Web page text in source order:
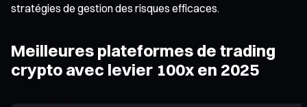
stratégies de gestion des risques efficaces.
Meilleures plateformes de trading
crypto avec levier 100x en 2025